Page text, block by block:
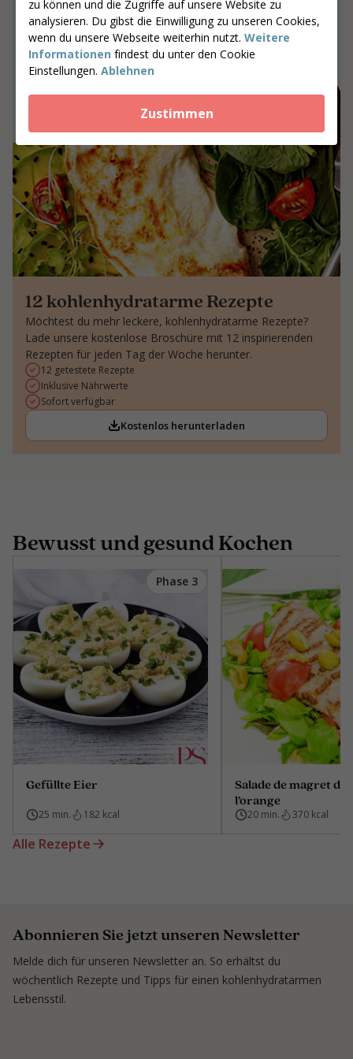
zu können und die Zugriffe auf unsere Website zu
analysieren. Du gibst die Einwilligung zu unseren Cookies,
wenn du unsere Webseite weiterhin nutzt. Weitere
Informationen findest du unter den Cookie
Einstellungen. Ablehnen
Zustimmen
Gemeinsam an Ergebnissen arbeiten,
die bleiben
Gib deine Postleitzahl ein
Coaches suchen
12 kohlenhydratarme Rezepte
Möchtest du mehr leckere, kohlenhydratarme Rezepte?
Lade unsere kostenlose Broschüre mit 12 inspirierenden
Rezepten für jeden Tag der Woche herunter.
12 getestete Rezepte
Inklusive Nährwerte
Sofort verfügbar
Kostenlos herunterladen
Bewusst und gesund Kochen
Phase 3
Gefüllte Eier
25 min. 182 kcal
Salade de magret de
l’orange
20 min. 370 kcal
Alle Rezepte
Abonnieren Sie jetzt unseren Newsletter
Melde dich für unseren Newsletter an. So erhältst du
wöchentlich Rezepte und Tipps für einen kohlenhydratarmen
Lebensstil.